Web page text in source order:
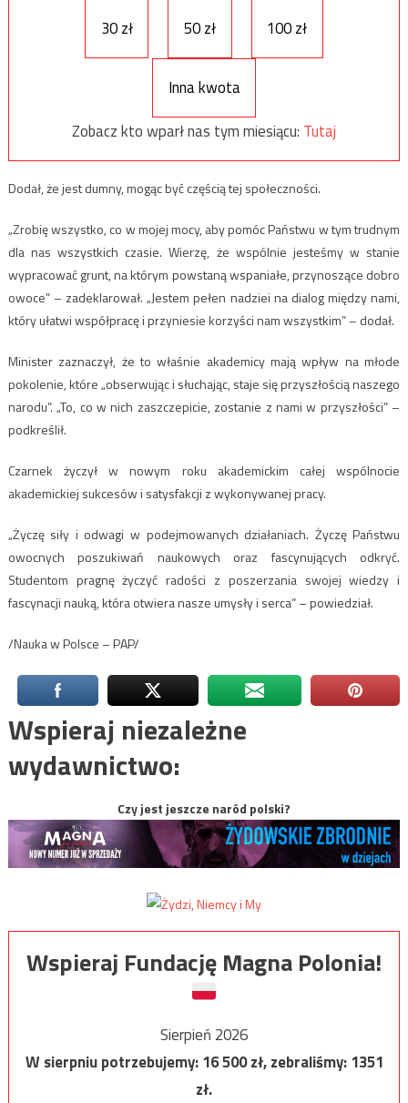
30 zł 50 zł 100 zł
Inna kwota
Zobacz kto wparł nas tym miesiącu: Tutaj
Dodał, że jest dumny, mogąc być częścią tej społeczności.
„Zrobię wszystko, co w mojej mocy, aby pomóc Państwu w tym trudnym
dla nas wszystkich czasie. Wierzę, że wspólnie jesteśmy w stanie
wypracować grunt, na którym powstaną wspaniałe, przynoszące dobro
owoce” – zadeklarował. „Jestem pełen nadziei na dialog między nami,
który ułatwi współpracę i przyniesie korzyści nam wszystkim” – dodał.
Minister zaznaczył, że to właśnie akademicy mają wpływ na młode
pokolenie, które „obserwując i słuchając, staje się przyszłością naszego
narodu”. „To, co w nich zaszczepicie, zostanie z nami w przyszłości” –
podkreślił.
Czarnek życzył w nowym roku akademickim całej wspólnocie
akademickiej sukcesów i satysfakcji z wykonywanej pracy.
„Życzę siły i odwagi w podejmowanych działaniach. Życzę Państwu
owocnych poszukiwań naukowych oraz fascynujących odkryć.
Studentom pragnę życzyć radości z poszerzania swojej wiedzy i
fascynacji nauką, która otwiera nasze umysły i serca” – powiedział.
/Nauka w Polsce – PAP/
Wspieraj niezależne
wydawnictwo:
Czy jest jeszcze naród polski?
Wspieraj Fundację Magna Polonia!
Sierpień 2026
W sierpniu potrzebujemy:16 500zł, zebraliśmy:1351
zł.